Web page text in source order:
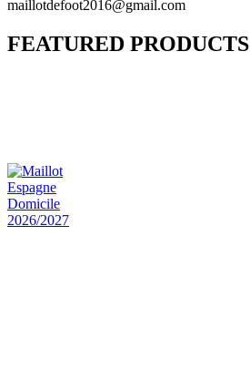
maillotdefoot2016@gmail.com
FEATURED PRODUCTS